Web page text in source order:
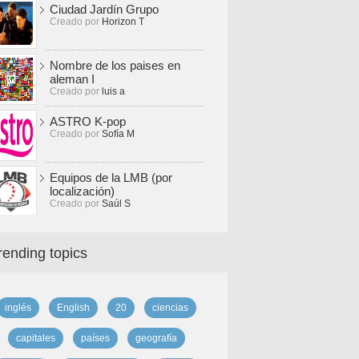
Ciudad Jardín Grupo
Creado por Horizon T
Nombre de los paises en
aleman I
Creado por luis a
ASTRO K-pop
Creado por Sofía M
Equipos de la LMB (por
localización)
Creado por Saúl S
topics
inglés English 20 ciencias
capitales países geografía